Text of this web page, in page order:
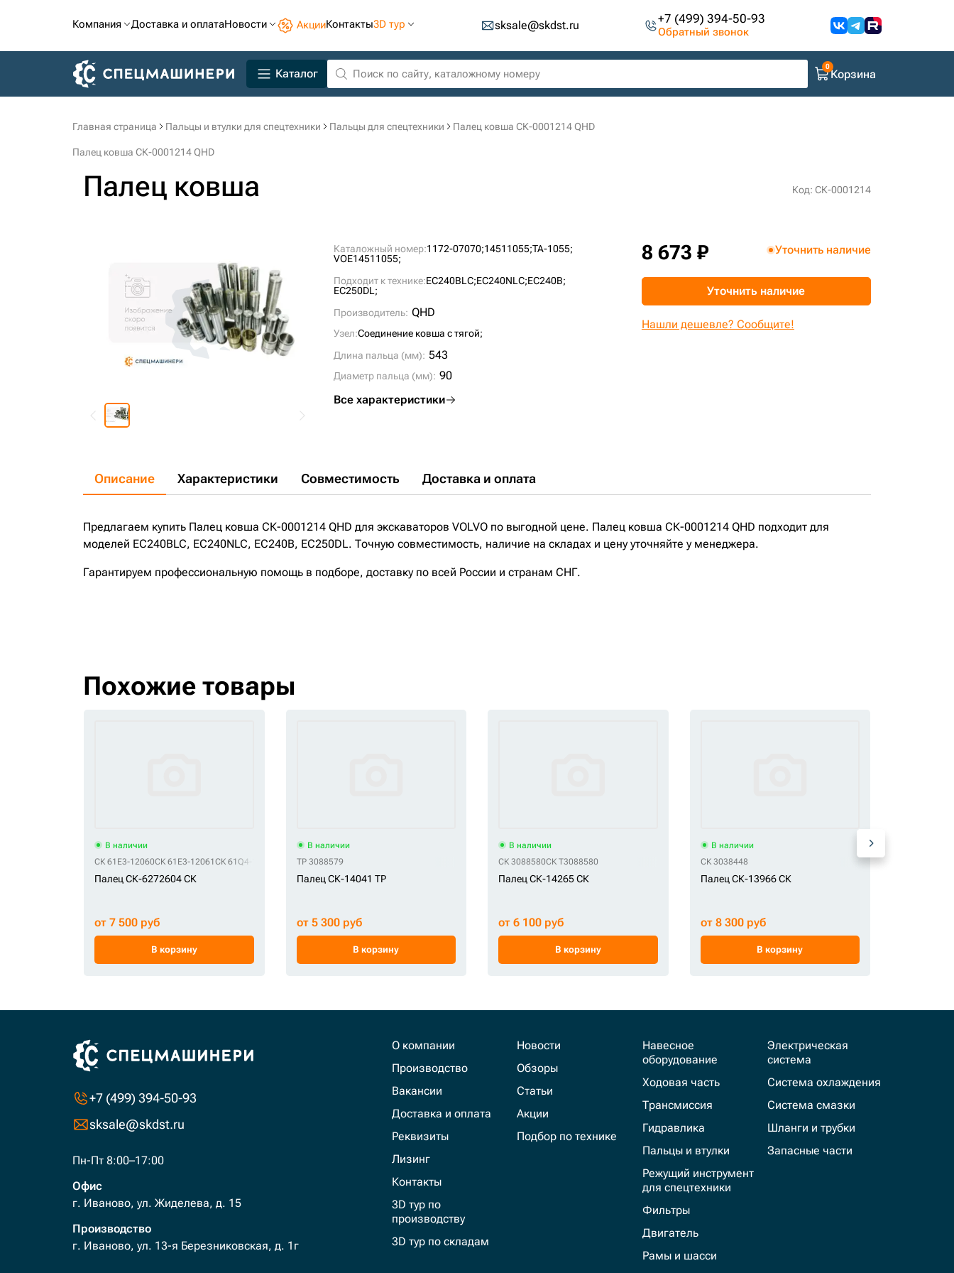
Компания Доставка и оплатаНовости АкцииКонтакты3D тур sksale@skdst.ru +7 (499) 394-50-93
Обратный звонок
Каталог Корзина
Главная страница Пальцы и втулки для спецтехники Пальцы для спецтехники Палец ковша СК-0001214 QHD
Палец ковша СК-0001214 QHD
Палец ковша Код: СК-0001214
Каталожный номер:1172-07070;14511055;TA-1055;
VOE14511055;
Подходит к технике:EC240BLC;EC240NLC;EC240B;
EC250DL;
Производитель: QHD
Узел:Соединение ковша с тягой;
Длина пальца (мм): 543
Диаметр пальца (мм): 90
Все характеристики
8 673 ₽ Уточнить наличие
Уточнить наличие
Нашли дешевле? Сообщите!
Описание Характеристики Совместимость Доставка и оплата
Предлагаем купить Палец ковша СК-0001214 QHD для экскаваторов VOLVO по выгодной цене. Палец ковша СК-0001214 QHD подходит для
моделей EC240BLC, EC240NLC, EC240B, EC250DL. Точную совместимость, наличие на складах и цену уточняйте у менеджера.
Гарантируем профессиональную помощь в подборе, доставку по всей России и странам СНГ.
Похожие товары
В наличии
СК 61E3-12060СК 61E3-12061 СК 61Q4-12060
Палец СК-6272604 СК
от 7 500 руб
В корзину
В наличии
TP 3088579
Палец СК-14041 TP
от 5 300 руб
В корзину
В наличии
СК 3088580СК T3088580
Палец СК-14265 СК
от 6 100 руб
В корзину
В наличии
СК 3038448
Палец СК-13966 СК
от 8 300 руб
В корзину
+7 (499) 394-50-93
sksale@skdst.ru
Пн-Пт 8:00–17:00
Офис
г. Иваново, ул. Жиделева, д. 15
Производство
г. Иваново, ул. 13-я Березниковская, д. 1г
О компании
Производство
Вакансии
Доставка и оплата
Реквизиты
Лизинг
Контакты
3D тур по
производству
3D тур по складам
Новости
Обзоры
Статьи
Акции
Подбор по технике
Навесное
оборудование
Ходовая часть
Трансмиссия
Гидравлика
Пальцы и втулки
Режущий инструмент
для спецтехники
Фильтры
Двигатель
Рамы и шасси
Электрическая
система
Система охлаждения
Система смазки
Шланги и трубки
Запасные части